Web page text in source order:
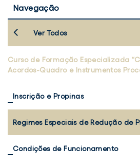
Navegação
Ver Todos
Curso de Formação Especializada
Acordos-Quadro e Instrumentos
Inscrição e Propinas
Regimes Especiais de Redução de
Condições de Funcionamento